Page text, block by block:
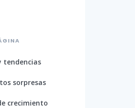
tendencias
sorpresas
crecimiento